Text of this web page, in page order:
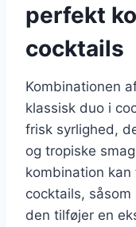
perfekt
cocktails
Kombinationen
klassisk duo i
frisk syrlighed,
og tropiske
kombination
cocktails,
den tilføjer en